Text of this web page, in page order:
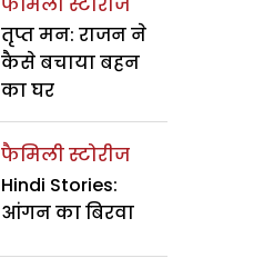
तृप्त मन: राजन ने
कैसे बचाया बहन
का घर
फैमिली स्टोरीज
Hindi Stories:
आंगन का बिरवा